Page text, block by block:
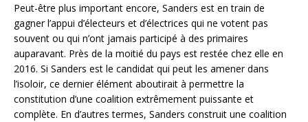
Peut-être plus important encore, Sanders est en train de
gagner l’appui d’électeurs et d’électrices qui ne votent pas
souvent ou qui n’ont jamais participé à des primaires
auparavant. Près de la moitié du pays est restée chez elle en
2016. Si Sanders est le candidat qui peut les amener dans
l’isoloir, ce dernier élément aboutirait à permettre la
constitution d’une coalition extrêmement puissante et
complète. En d’autres termes, Sanders construit une coalition